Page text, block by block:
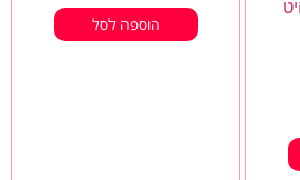
הוספה לסל